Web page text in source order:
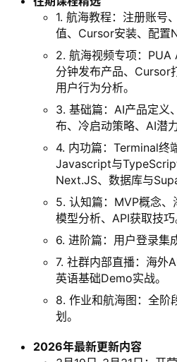
1. 航海教程：注册账号
值、Cursor安装、配置
2. 航海视频专项：PUA
分钟发布产品、Cursor
用户行为分析。
3. 基础篇：AI产品定义
布、冷启动策略、AI潜力
4. 内功篇：Terminal终
Javascript与
Next.JS、数据库与
5. 认知篇：MVP概念、
模型分析、API获取技巧
6. 进阶篇：用户登录集
7. 社群内部直播：海外
英语基础Demo实战。
8. 作业和航海图：全阶
划。
2026年最新更新内容